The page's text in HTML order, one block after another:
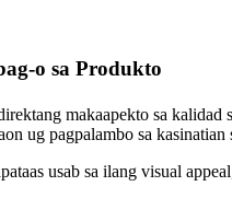
o sa Produkto
makaapekto sa kalidad
ug pagpalambo sa kasinatian
usab sa ilang visual